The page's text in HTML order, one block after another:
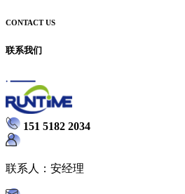
CONTACT US
联系我们
151 5182 2034
联系人：安经理